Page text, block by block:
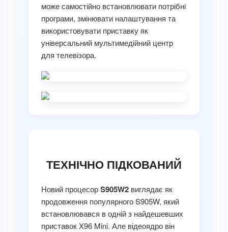
може самостійно встановлювати потрібні
програми, змінювати налаштування та
використовувати приставку як
універсальний мультимедійний центр
для телевізора.
ТЕХНІЧНО ПІДКОВАНИЙ
Новий процесорS905W2 виглядає як
продовження популярного S905W, який
встановлювався в одній з найдешевших
приставок X96 Mini. Але відеоядро він